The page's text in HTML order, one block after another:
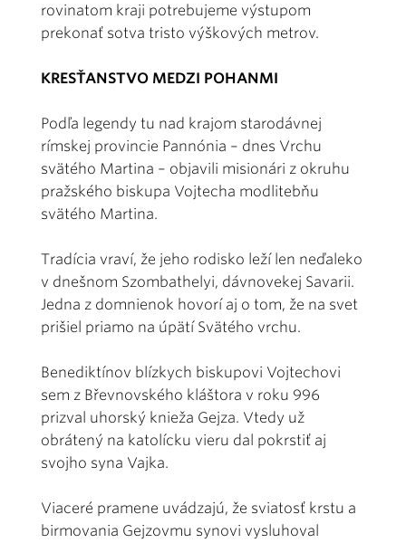
rovinatom kraji potrebujeme výstupom
prekonať sotva tristo výškových metrov.
KRESŤANSTVO MEDZI POHANMI
Podľa legendy tu nad krajom starodávnej
rímskej provincie Pannónia – dnes Vrchu
svätého Martina – objavili misionári z okruhu
pražského biskupa Vojtecha modlitebňu
svätého Martina.
Tradícia vraví, že jeho rodisko leží len neďaleko
v dnešnom Szombathelyi, dávnovekej Savarii.
Jedna z domnienok hovorí aj o tom, že na svet
prišiel priamo na úpätí Svätého vrchu.
Benediktínov blízkych biskupovi Vojtechovi
sem z Břevnovského kláštora v roku 996
prizval uhorský knieža Gejza. Vtedy už
obrátený na katolícku vieru dal pokrstiť aj
svojho syna Vajka.
Viaceré pramene uvádzajú, že sviatosť krstu a
birmovania Gejzovmu synovi vysluhoval